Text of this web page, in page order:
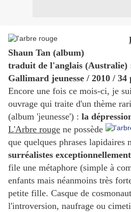
Shaun Tan (album)
traduit de l'anglais (Australie)
Gallimard jeunesse / 2010 / 34
Encore une fois ce mois-ci, je
ouvrage qui traite d'un thème
(album 'jeunesse') : la
L'Arbre rouge ne possède
que quelques phrases lapidaires
surréalistes
file une métaphore (simple à
enfants mais néanmoins très
petite fille. Casque de
l'introversion, naufrage ou